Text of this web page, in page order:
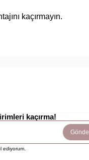
kaçırmayın.
kaçırma!
ediyorum.